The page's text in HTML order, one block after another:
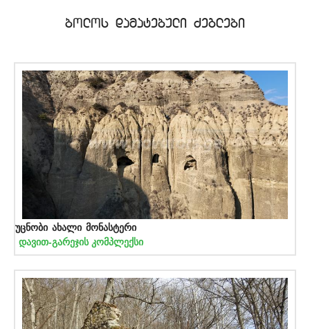
bolos damatebuli Zeglebi
უცნობი ახალი მონასტერი
დავით-გარეჯის კომპლექსი